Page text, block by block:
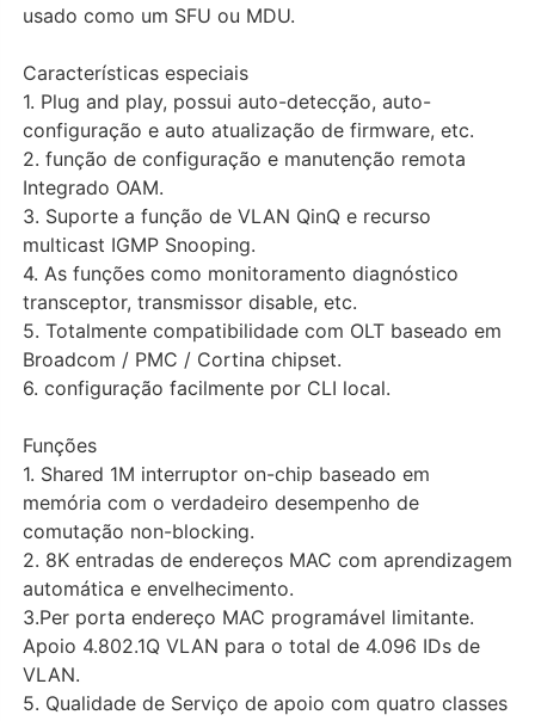
usado como um SFU ou MDU.
Características especiais
1. Plug and play, possui auto-detecção, auto-
configuração e auto atualização de firmware, etc.
2. função de configuração e manutenção remota
Integrado OAM.
3. Suporte a função de VLAN QinQ e recurso
multicast IGMP Snooping.
4. As funções como monitoramento diagnóstico
transceptor, transmissor disable, etc.
5. Totalmente compatibilidade com OLT baseado em
Broadcom / PMC / Cortina chipset.
6. configuração facilmente por CLI local.
Funções
1. Shared 1M interruptor on-chip baseado em
memória com o verdadeiro desempenho de
comutação non-blocking.
2. 8K entradas de endereços MAC com aprendizagem
automática e envelhecimento.
3.Per porta endereço MAC programável limitante.
Apoio 4.802.1Q VLAN para o total de 4.096 IDs de
VLAN.
5. Qualidade de Serviço de apoio com quatro classes